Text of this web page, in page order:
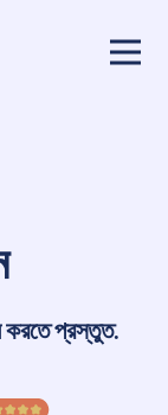
করতে প্রস্তুত.